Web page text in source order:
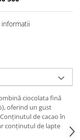
ciocolata fină
oferind un gust
de cacao în
conținutul de lapte